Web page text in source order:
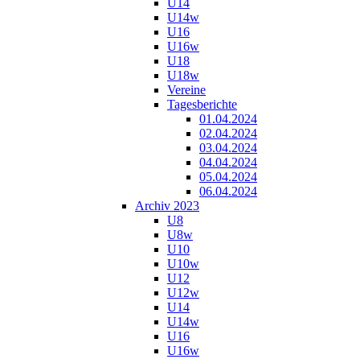
U14w
U16
U16w
U18
U18w
Vereine
Tagesberichte
01.04.2024
02.04.2024
03.04.2024
04.04.2024
05.04.2024
06.04.2024
Archiv 2023
U8
U8w
U10
U10w
U12
U12w
U14
U14w
U16
U16w